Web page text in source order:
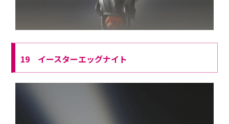
19 イースターエッグナイト